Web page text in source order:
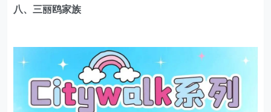
八、三丽鸥家族